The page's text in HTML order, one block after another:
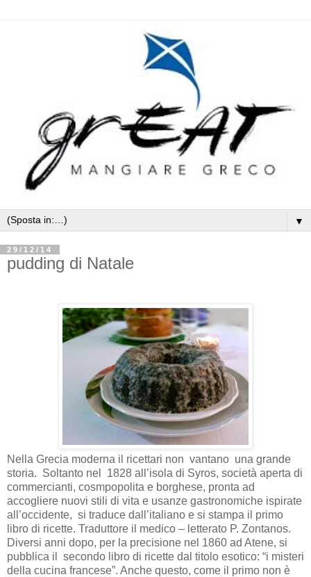
▼
29/12/14
pudding di Natale
Nella Grecia moderna il ricettari non vantano una grande
storia. Soltanto nel 1828 all’isola di Syros, società aperta di
commercianti, cosmpopolita e borghese, pronta ad
accogliere nuovi stili di vita e usanze gastronomiche ispirate
all’occidente, si traduce dall’italiano e si stampa il primo
libro di ricette. Traduttore il medico – letterato P. Zontanos.
Diversi anni dopo, per la precisione nel 1860 ad Atene, si
pubblica il secondo libro di ricette dal titolo esotico: “i misteri
della cucina francese”. Anche questo, come il primo non è